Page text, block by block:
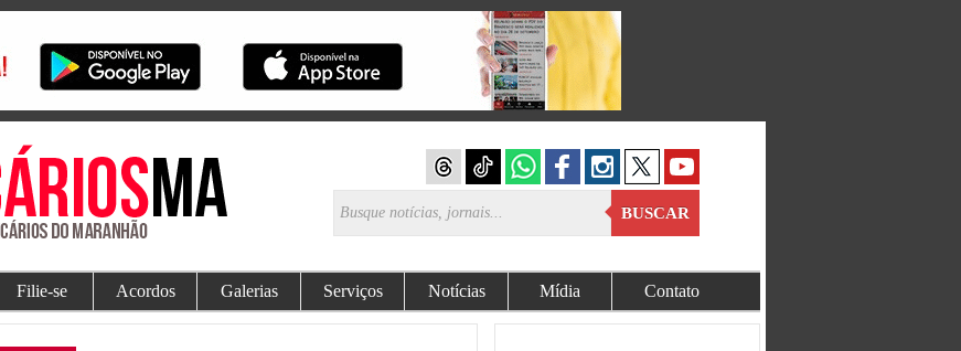
BUSCAR
Filie-se Acordos Galerias Serviços Notícias Mídia Contato